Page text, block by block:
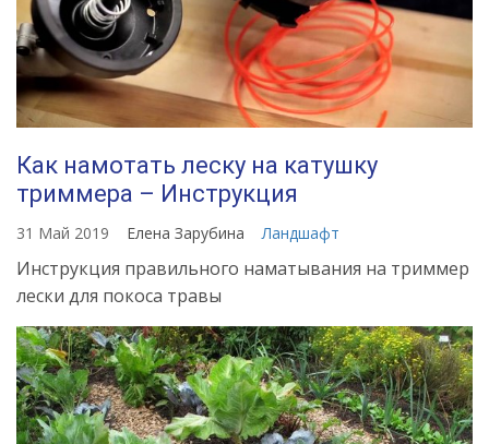
Как намотать леску на катушку
триммера – Инструкция
31 Май 2019 Елена Зарубина Ландшафт
Инструкция правильного наматывания на триммер
лески для покоса травы